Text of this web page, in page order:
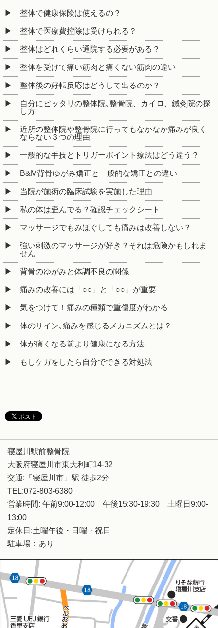
整体で健康保険は使えるの？
整体で医療費控除は受けられる？
整体はどれくらい通院する必要がある？
整体を受けて痛い筋肉と痛くない筋肉の違い
整体後の好転反応はどうして出るのか？
自分にピッタリの整体院､整骨院、カイロ、鍼灸院の探
し方
近所の整体院や整骨院に行ってもなかなか痛みが良く
ならない３つの理由
一般的な手技とトリガーポイント療法はどう違う？
B&M背骨ゆがみ矯正と一般的な矯正との違い
当院が施術の臨床試験を実施した理由
私の体は歪んでる？確認チェックシート
マッサージでもみほぐしても痛みは改善しない？
強い刺激のマッサージが好き？それは危険かもしれま
せん
背骨のゆがみと体調不良の関係
痛みの改善には「○○」と「○○」が重要
気をつけて！痛みの種類で重傷度がわかる
体のサイン､痛みを感じるメカニズムとは？
体が痛くなる前より健康になる方法
もしケガをしたら自分でできる対処法
寝屋川駅前整骨院
大阪府寝屋川市東大利町14-32
交通:「寝屋川市」駅 徒歩2分
TEL:072-803-6380
営業時間: 午前9:00-12:00 午後15:30-19:30 土曜日9:00-
13:00
定休日:土曜午後・日曜・祝日
駐車場：あり